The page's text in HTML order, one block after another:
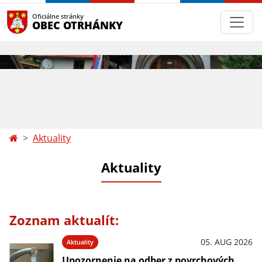
Oficiálne stránky
OBEC OTRHÁNKY
Aktuality
Aktuality
Zoznam aktualít:
Aktuality 05. AUG 2026